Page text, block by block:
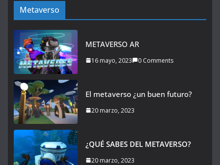
Metaverso
METAVERSO AR
16 mayo, 2023 0 Comments
El metaverso ¿un buen futuro?
20 marzo, 2023
¿QUÉ SABES DEL METAVERSO?
20 marzo, 2023